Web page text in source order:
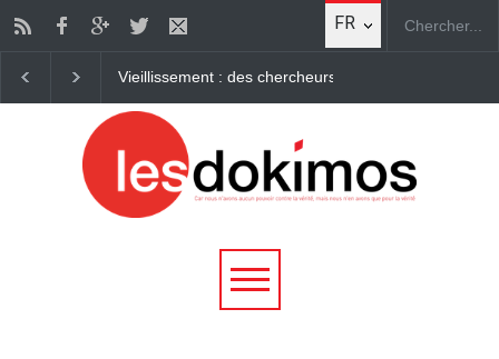
FR
Comment la Marche pour Jésus est devenue la